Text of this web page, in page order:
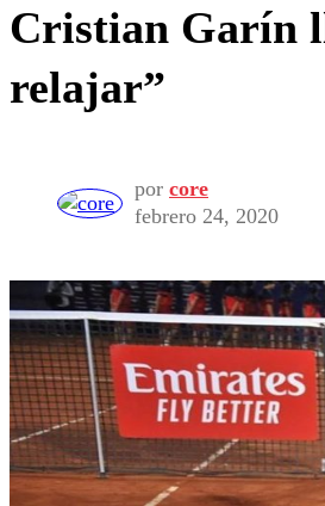
Cristian Garín
relajar”
por core
febrero 24, 2020